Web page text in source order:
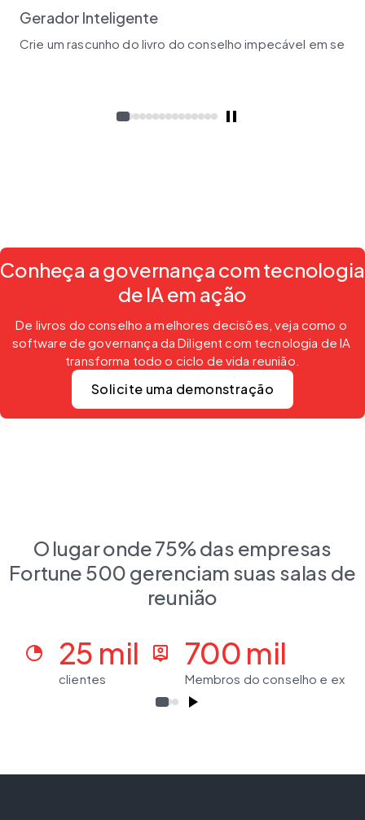
Gerador Inteligente
Crie um rascunho do livro do conselho impecável em
Conheça a governança com tecnologia
de IA em ação
De livros do conselho a melhores decisões, veja como o
software de governança da Diligent com tecnologia de IA
transforma todo o ciclo de vida reunião.
Solicite uma demonstração
O lugar onde 75% das empresas
Fortune 500 gerenciam suas salas de
reunião
clock_loader_20 25 mil
clientes
person_pin 700 mil
Membros do conselho e